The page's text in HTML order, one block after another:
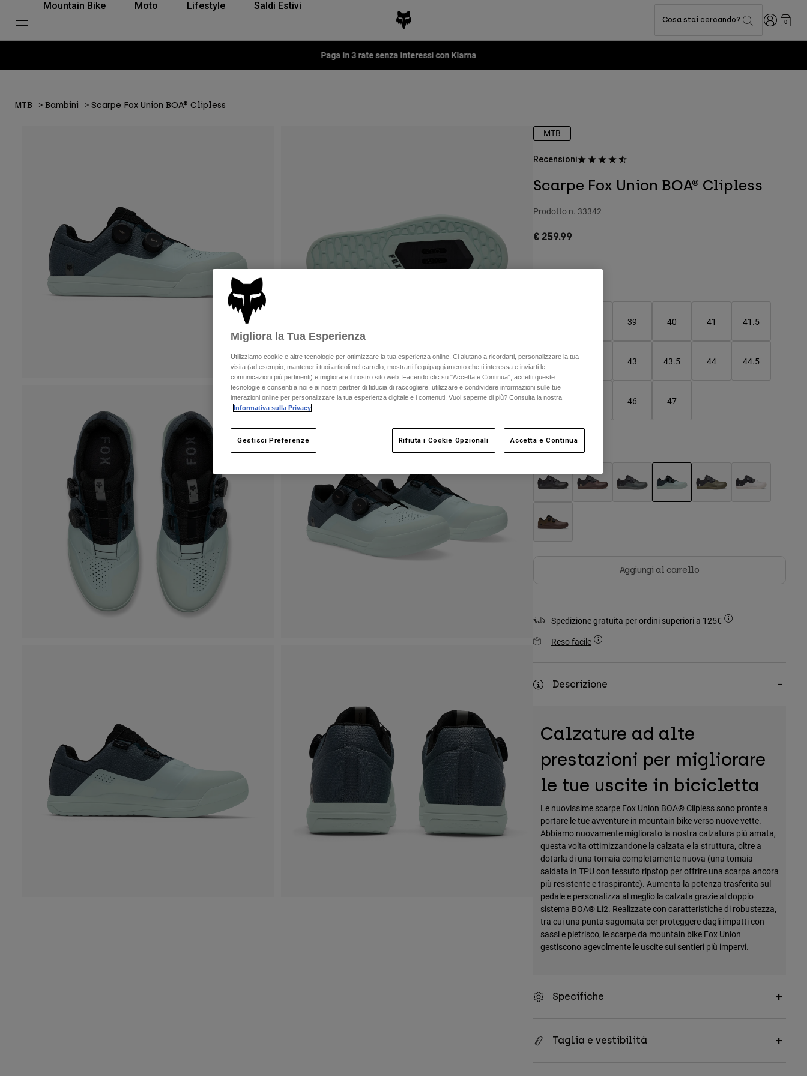
Mountain Bike Moto Lifestyle Saldi Estivi
Cosa stai cercando? Accedi0
Fox LAB Capsule Collection -
MTB Bambini Scarpe Fox Union BOA® Clipless
MTB
Recensioni
Scarpe Fox Union BOA® Clipless
Prodotto n. 33342
€ 259.99
39 40 41 41.5
42 43 43.5 44 44.5
45 46 47
Blu gelo
Aggiungi al carrello
Spedizione gratuita per ordini superiori a 125€
Reso facile
Descrizione
Calzature ad alte
prestazioni per migliorare
le tue uscite in bicicletta
Le nuovissime scarpe Fox Union BOA® Clipless sono pronte a
portare le tue avventure in mountain bike verso nuove vette.
Abbiamo nuovamente migliorato la nostra calzatura più amata,
questa volta ottimizzandone la calzata e la struttura, oltre a
dotarla di una tomaia completamente nuova (una tomaia
saldata in TPU con tessuto ripstop per offrire una scarpa ancora
più resistente e traspirante). Aumenta la potenza trasferita sul
pedale e personalizza al meglio la calzata grazie al doppio
sistema BOA® Li2. Realizzate con caratteristiche di robustezza,
tra cui una punta sagomata per proteggere dagli impatti con
sassi e pietrisco, le scarpe da mountain bike Fox Union
gestiscono agevolmente le uscite sui sentieri più impervi.
Specifiche
Taglia e vestibilità
Migliora la Tua Esperienza
Utilizziamo cookie e altre tecnologie per ottimizzare la tua esperienza online. Ci aiutano a ricordarti, personalizzare la tua
visita (ad esempio, mantener i tuoi articoli nel carrello, mostrarti l’equipaggiamento che ti interessa e inviarti le
comunicazioni più pertinenti) e migliorare il nostro sito web. Facendo clic su "Accetta e Continua", accetti queste
tecnologie e consenti a noi e ai nostri partner di fiducia di raccogliere, utilizzare e condividere informazioni sulle tue
interazioni online per personalizzare la tua esperienza digitale e i contenuti. Vuoi saperne di più? Consulta la nostra
Informativa sulla Privacy.
Gestisci Preferenze Rifiuta i Cookie Opzionali Accetta e Continua